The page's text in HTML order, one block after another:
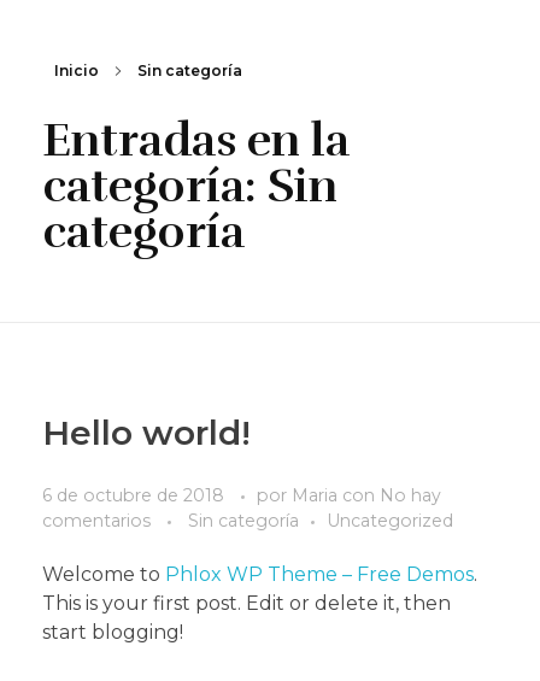
Inicio Sin categoría
Entradas en la
categoría: Sin
categoría
Hello world!
6 de octubre de 2018 por Maria con No hay
comentarios
Sin categoría Uncategorized
Welcome to Phlox WP Theme – Free Demos.
This is your first post. Edit or delete it, then
start blogging!